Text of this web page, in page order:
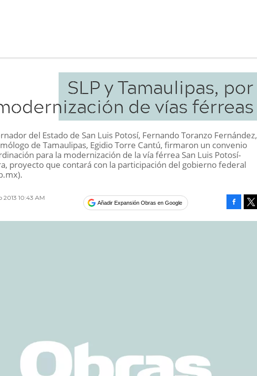
SLP y Tamaulipas, por
de vías férreas
del Estado de San Luis Potosí, Fernando Toranzo Fernández,
de Tamaulipas, Egidio Torre Cantú, firmaron un convenio
para la modernización de la vía férrea San Luis Potosí-
proyecto que contará con la participación del gobierno federal
2013 10:43 AM
Añadir Expansión Obras en Google